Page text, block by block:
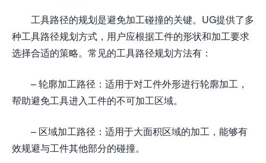
工具路径的规划是避免加工碰撞的关键。UG提供了多
种工具路径规划方式，用户应根据工件的形状和加工要求
选择合适的策略。常见的工具路径规划方法有：
– 轮廓加工路径：适用于对工件外形进行轮廓加工，
帮助避免工具进入工件的不可加工区域。
– 区域加工路径：适用于大面积区域的加工，能够有
效规避与工件其他部分的碰撞。